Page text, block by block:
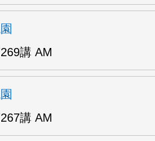
講 AM
講 AM